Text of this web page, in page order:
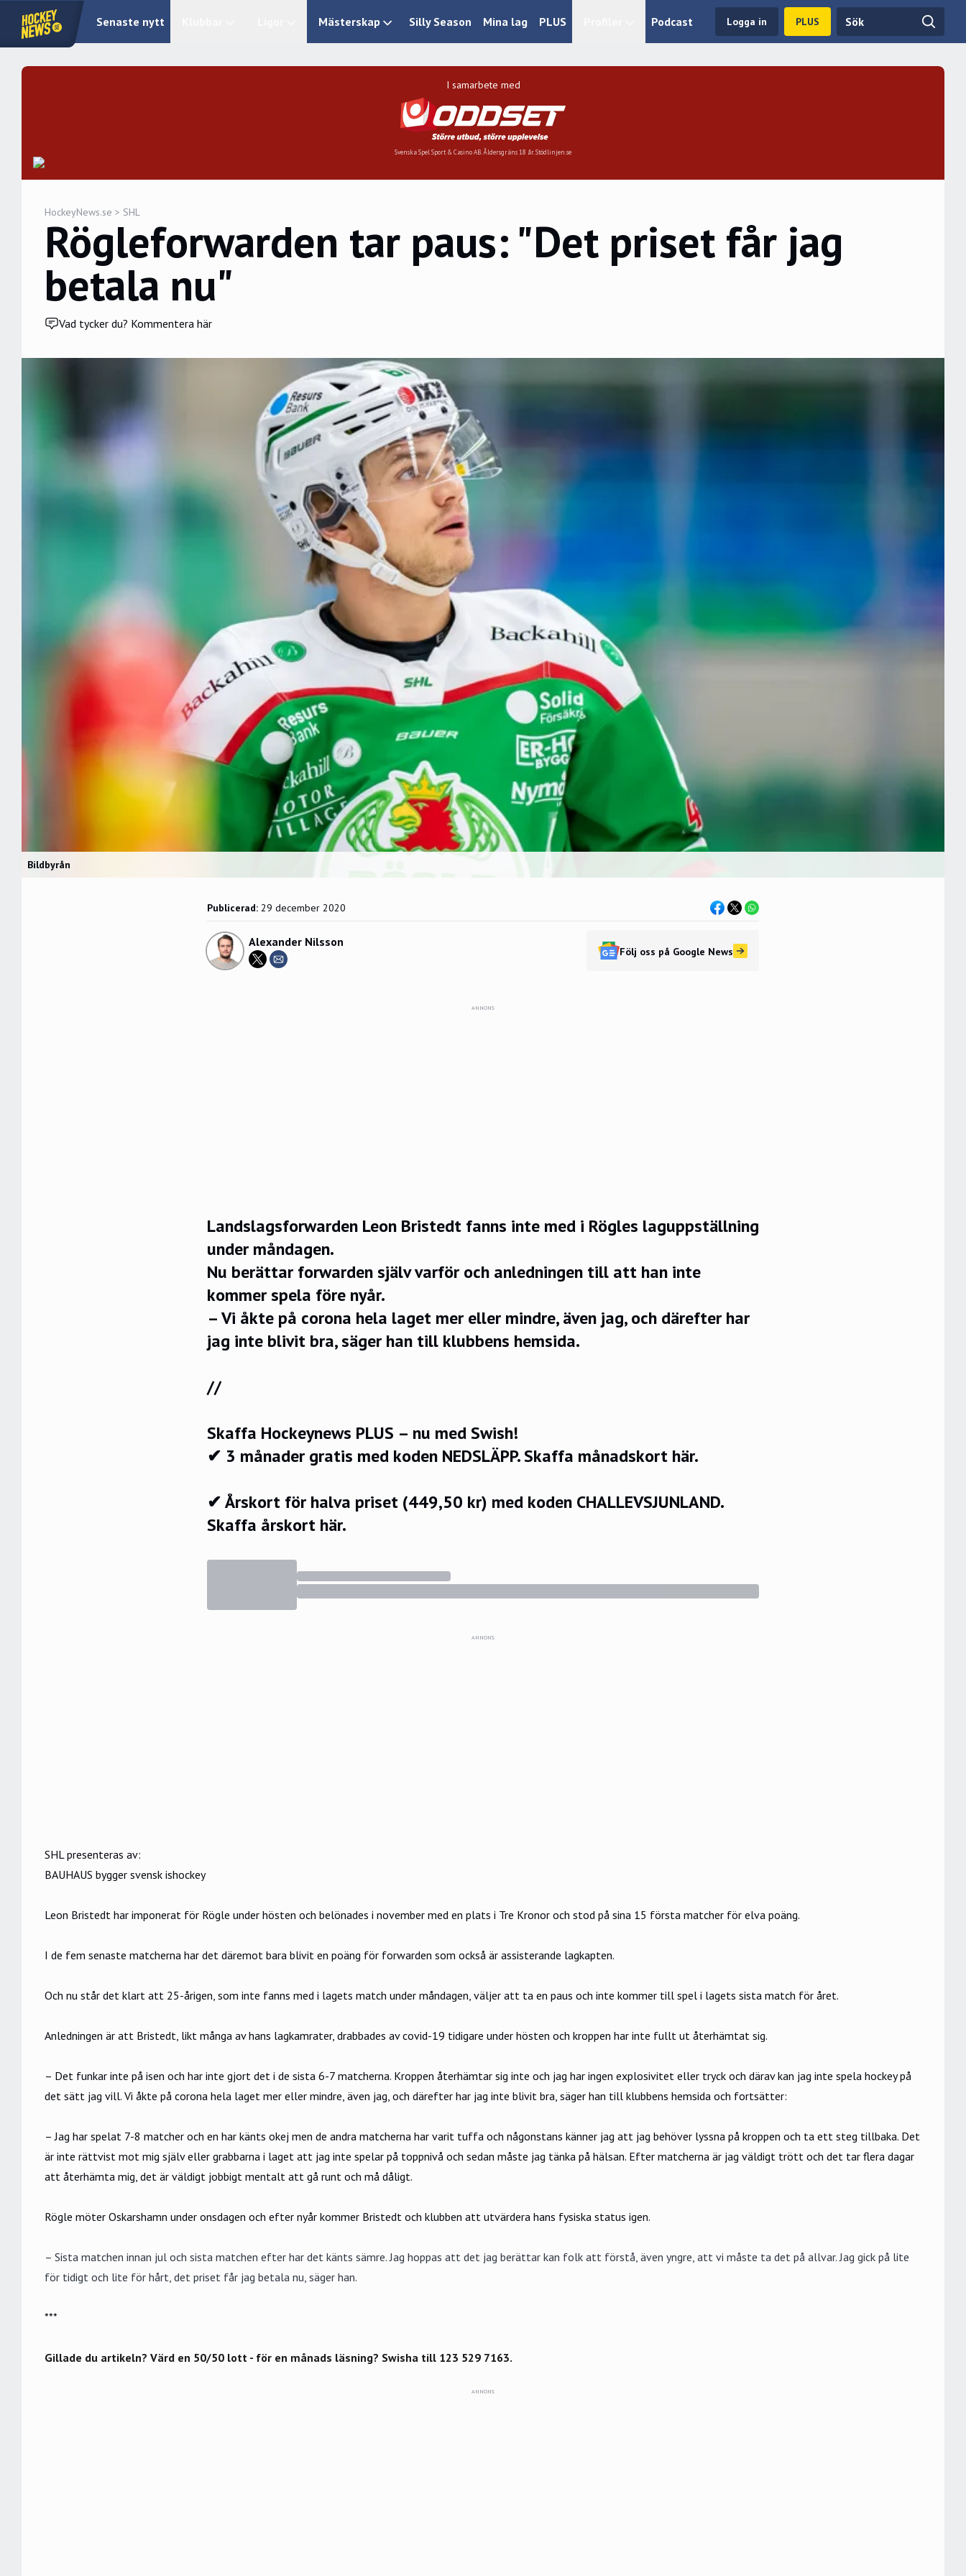
Senaste nytt Mästerskap Silly Season Mina lag PLUS Podcast Logga in PLUS
I samarbete med
Svenska Spel Sport & Casino AB. Åldersgräns 18 år. Stödlinjen.se
HockeyNews.se > SHL
Rögleforwarden tar paus: "Det priset får jag
betala nu"
Vad tycker du? Kommentera här
Bildbyrån
Publicerad: 29 december 2020
Alexander Nilsson
Följ oss på Google News
ANNONS
Landslagsforwarden Leon Bristedt fanns inte med i Rögles laguppställning
under måndagen.
Nu berättar forwarden själv varför och anledningen till att han inte
kommer spela före nyår.
– Vi åkte på corona hela laget mer eller mindre, även jag, och därefter har
jag inte blivit bra, säger han till klubbens hemsida.
//
Skaffa Hockeynews PLUS – nu med Swish!
✔ 3 månader gratis med koden NEDSLÄPP.Skaffa månadskort här.
✔ Årskort för halva priset (449,50 kr) med koden CHALLEVSJUNLAND.
Skaffa årskort här.
ANNONS
SHL presenteras av:
BAUHAUS bygger svensk ishockey
Leon Bristedt har imponerat för Rögle under hösten och belönades i november med en plats i Tre Kronor och stod på sina 15 första matcher för elva poäng.
I de fem senaste matcherna har det däremot bara blivit en poäng för forwarden som också är assisterande lagkapten.
Och nu står det klart att 25-årigen, som inte fanns med i lagets match under måndagen, väljer att ta en paus och inte kommer till spel i lagets sista match för året.
Anledningen är att Bristedt, likt många av hans lagkamrater, drabbades av covid-19 tidigare under hösten och kroppen har inte fullt ut återhämtat sig.
– Det funkar inte på isen och har inte gjort det i de sista 6-7 matcherna. Kroppen återhämtar sig inte och jag har ingen explosivitet eller tryck och därav kan jag inte spela hockey på
det sätt jag vill. Vi åkte på corona hela laget mer eller mindre, även jag, och därefter har jag inte blivit bra, säger han till klubbens hemsida och fortsätter:
– Jag har spelat 7-8 matcher och en har känts okej men de andra matcherna har varit tuffa och någonstans känner jag att jag behöver lyssna på kroppen och ta ett steg tillbaka. Det
är inte rättvist mot mig själv eller grabbarna i laget att jag inte spelar på toppnivå och sedan måste jag tänka på hälsan. Efter matcherna är jag väldigt trött och det tar flera dagar
att återhämta mig, det är väldigt jobbigt mentalt att gå runt och må dåligt.
Rögle möter Oskarshamn under onsdagen och efter nyår kommer Bristedt och klubben att utvärdera hans fysiska status igen.
– Sista matchen innan jul och sista matchen efter har det känts sämre. Jag hoppas att det jag berättar kan folk att förstå, även yngre, att vi måste ta det på allvar. Jag gick på lite
för tidigt och lite för hårt, det priset får jag betala nu, säger han.
***
Gillade du artikeln? Värd en 50/50 lott - för en månads läsning? Swisha till 123 529 7163.